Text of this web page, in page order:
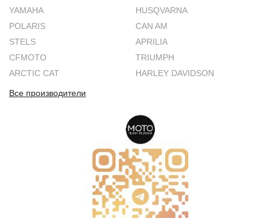
YAMAHA
HUSQVARNA
POLARIS
CAN AM
STELS
APRILIA
CFMOTO
TRIUMPH
ARCTIC CAT
HARLEY DAVIDSON
Все производители